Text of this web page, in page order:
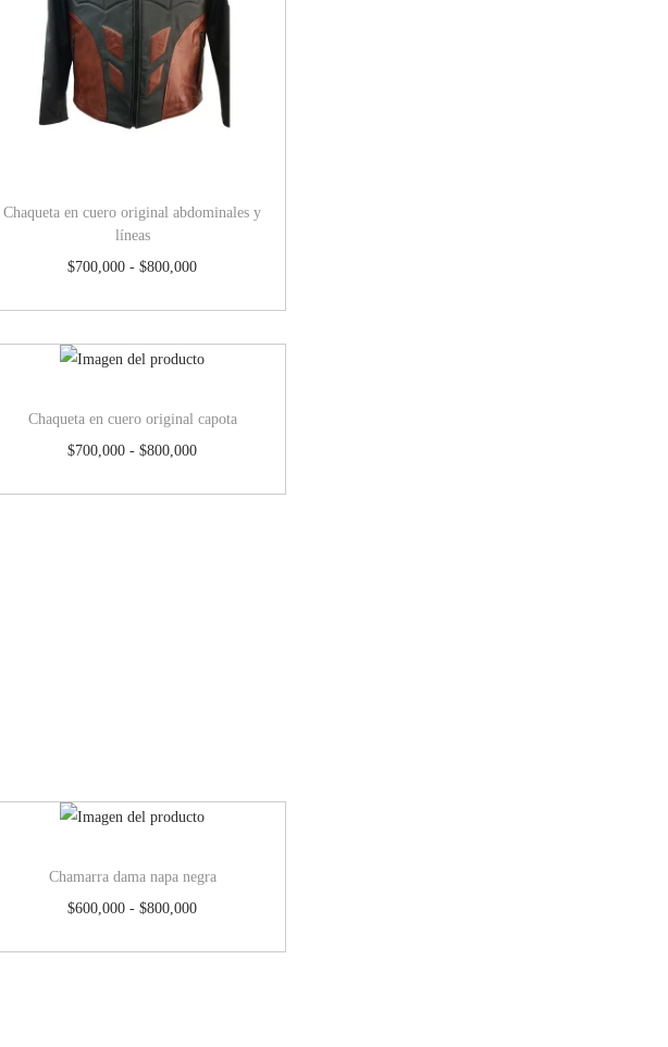
Chaqueta en cuero original abdominales y
líneas
$700,000 - $800,000
Chaqueta en cuero original capota
$700,000 - $800,000
Chamarra dama napa negra
$600,000 - $800,000